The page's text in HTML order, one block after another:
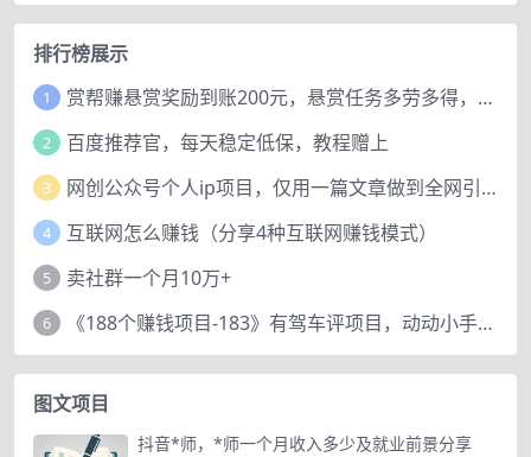
排行榜展示
1 赏帮赚悬赏奖励到账200元，悬赏任务多劳多得，人人可做。
2 百度推荐官，每天稳定低保，教程赠上
3 网创公众号个人ip项目，仅用一篇文章做到全网引流！
4 互联网怎么赚钱（分享4种互联网赚钱模式）
5 卖社群一个月10万+
6 《188个赚钱项目-183》有驾车评项目，动动小手，复制粘贴赚44元！
图文项目
抖音*师，*师一个月收入多少及就业前景分享